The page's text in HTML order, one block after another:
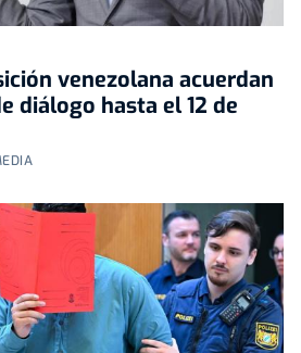
venezolana acuerdan
diálogo hasta el 12 de